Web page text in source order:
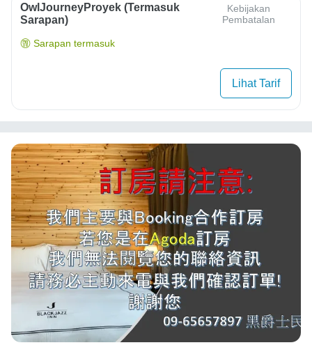
OwlJourneyProyek (Termasuk
Sarapan)
Kebijakan
Pembatalan
Sarapan termasuk
Lihat Tarif